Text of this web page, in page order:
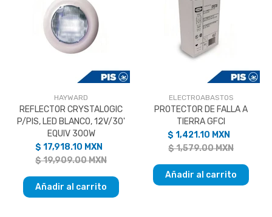
HAYWARD
REFLECTOR CRYSTALOGIC
P/PIS, LED BLANCO, 12V/30'
EQUIV 300W
$ 17,918.10 MXN
$ 19,909.00 MXN
Añadir al carrito
ELECTROABASTOS
PROTECTOR DE FALLA A
TIERRA GFCI
$ 1,421.10 MXN
$ 1,579.00 MXN
Añadir al carrito